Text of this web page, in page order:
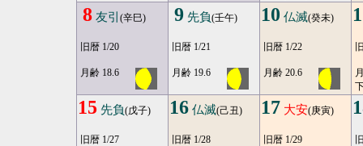
8 友引 (辛巳)
旧暦 1/20
月齢 18.6
9 先負(壬午)
旧暦 1/21
月齢 19.6
10 仏滅(癸未)
旧暦 1/22
月齢 20.6
15 先負(戊子)
旧暦 1/27
16 仏滅(己丑)
旧暦 1/28
17 大安(庚寅)
旧暦 1/29